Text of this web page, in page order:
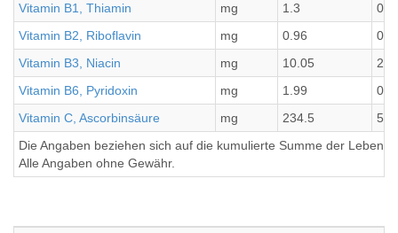
Vitamin B1, Thiamin
mg 1.3
Vitamin B2, Riboflavin
mg 0.96
Vitamin B3, Niacin
mg 10.05
Vitamin B6, Pyridoxin
mg 1.99
0.5
Vitamin C, Ascorbinsäure
mg 234.5
Die Angaben beziehen sich auf die kumulierte Summe der
Alle Angaben ohne Gewähr.